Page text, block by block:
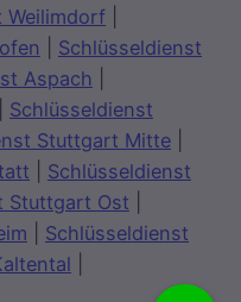
Weilimdorf
Schlüsseldienst
Aspach
Schlüsseldienst
Stuttgart Mitte
Schlüsseldienst
Stuttgart Ost
Schlüsseldienst